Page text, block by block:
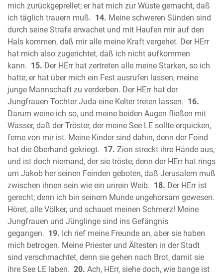
Der zweite Brief des Paulus an die
Korinther
Der Brief des Paulus an die Galater
Der Brief des Paulus an die Epheser
Der Brief des Paulus an die Philipper
Der Brief des Paulus an die Kolosser
Der erste Brief des Paulus an die
Thessalonicher
Der zweite Brief des Paulus an die
Thessalonicher
Der erste Brief des Paulus an Thimotheus
Der zweite Brief des Paulus an
Thimotheus
Der Brief des Paulus an Titus
Der Brief des Paulus an Philemon
Der erste Brief des Petrus
Der zweite Brief des Petrus
Der erste Brief des Johannes
Der zweite Brief des Johannes
Der dritte Brief des Johannes
mich zurückgeprellet; er hat mich zur Wüste gemacht, daß
ich täglich trauern muß. 14. Meine schweren Sünden sind
durch seine Strafe erwachet und mit Haufen mir auf den
Hals kommen, daß mir alle meine Kraft vergehet. Der HErr
hat mich also zugerichtet, daß ich nicht aufkommen
kann. 15. Der HErr hat zertreten alle meine Starken, so ich
hatte; er hat über mich ein Fest ausrufen lassen, meine
junge Mannschaft zu verderben. Der HErr hat der
Jungfrauen Tochter Juda eine Kelter treten lassen. 16.
Darum weine ich so, und meine beiden Augen fließen mit
Wasser, daß der Tröster, der meine See LE sollte erquicken,
ferne von mir ist. Meine Kinder sind dahin, denn der Feind
hat die Oberhand gekriegt. 17. Zion streckt ihre Hände aus,
und ist doch niemand, der sie tröste; denn der HErr hat rings
um Jakob her seinen Feinden geboten, daß Jerusalem muß
zwischen ihnen sein wie ein unrein Weib. 18. Der HErr ist
gerecht; denn ich bin seinem Munde ungehorsam gewesen.
Höret, alle Völker, und schauet meinen Schmerz! Meine
Jungfrauen und Jünglinge sind ins Gefängnis
gegangen. 19. Ich rief meine Freunde an, aber sie haben
mich betrogen. Meine Priester und Ältesten in der Stadt
sind verschmachtet, denn sie gehen nach Brot, damit sie
ihre See LE laben. 20. Ach, HErr, siehe doch, wie bange ist